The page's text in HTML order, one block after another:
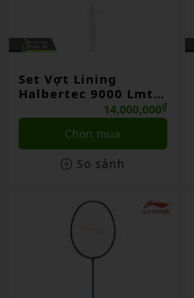
Set Vợt Lining
Halbertec 9000 Lmt
14,000,000₫
Chọn mua
So sánh